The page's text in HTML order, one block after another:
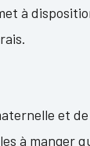
à
et
à manger